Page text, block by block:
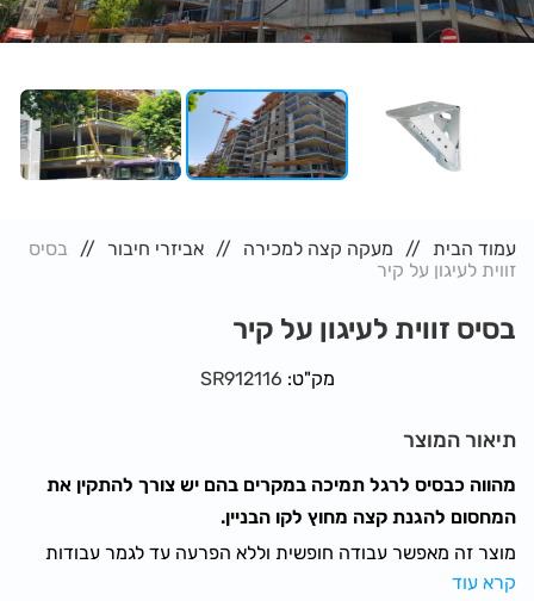
עמוד הבית מעקה קצה למכירה אביזרי חיבור
בסיס
זווית לעיגון על קיר
בסיס זווית לעיגון על קיר
מק"ט: SR912116
תיאור המוצר
מהווה כבסיס לרגל תמיכה במקרים בהם יש צורך להתקין את
המחסום להגנת קצה מחוץ לקו הבניין.
מוצר זה מאפשר עבודה חופשית וללא הפרעה עד לגמר עבודות
הריצוף.
קרא עוד